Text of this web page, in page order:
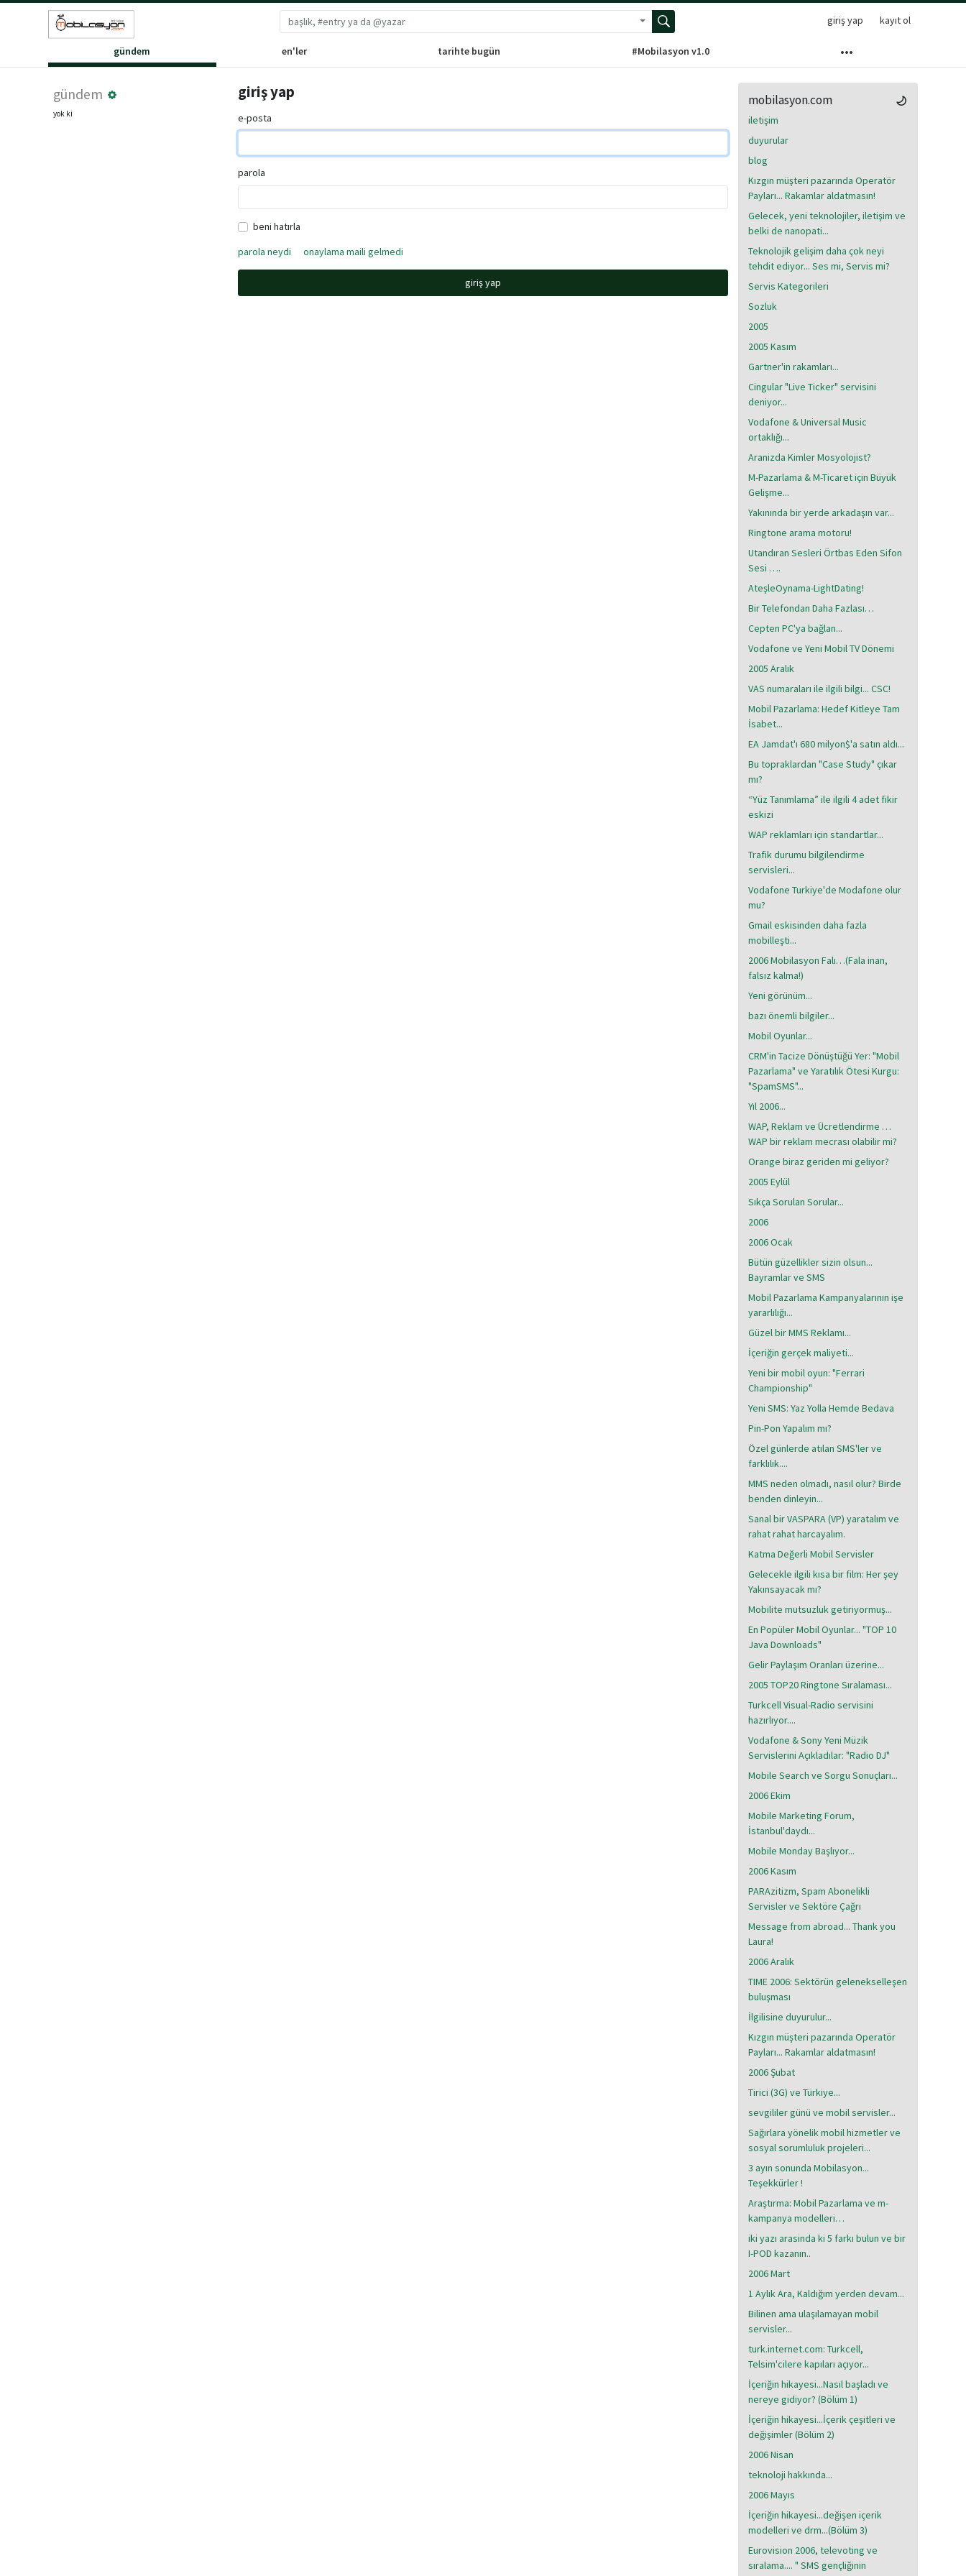
Gelişmiş arama menüsünü aç giriş yap kayıt ol
gündem en'ler tarihte bugün #Mobilasyon v1.0
gündem
yok ki
giriş yap
e-posta
parola
beni hatırla
parola neydi
onaylama maili gelmedi
giriş yap
mobilasyon.com
iletişim
duyurular
blog
Kızgın müşteri pazarında Operatör
Payları... Rakamlar aldatmasın!
Gelecek, yeni teknolojiler, iletişim ve
belki de nanopati...
Teknolojik gelişim daha çok neyi
tehdit ediyor... Ses mi, Servis mi?
Servis Kategorileri
Sozluk
2005
2005 Kasım
Gartner'in rakamları...
Cingular "Live Ticker" servisini
deniyor...
Vodafone & Universal Music
ortaklığı...
Aranizda Kimler Mosyolojist?
M-Pazarlama & M-Ticaret için Büyük
Gelişme...
Yakınında bir yerde arkadaşın var...
Ringtone arama motoru!
Utandıran Sesleri Örtbas Eden Sifon
Sesi ….
AteşleOynama-LightDating!
Bir Telefondan Daha Fazlası…
Cepten PC'ya bağlan...
Vodafone ve Yeni Mobil TV Dönemi
2005 Aralık
VAS numaraları ile ilgili bilgi... CSC!
Mobil Pazarlama: Hedef Kitleye Tam
İsabet...
EA Jamdat'ı 680 milyon$'a satın aldı...
Bu topraklardan "Case Study" çıkar
mı?
“Yüz Tanımlama” ile ilgili 4 adet fikir
eskizi
WAP reklamları için standartlar...
Trafik durumu bilgilendirme
servisleri...
Vodafone Turkiye'de Modafone olur
mu?
Gmail eskisinden daha fazla
mobilleşti...
2006 Mobilasyon Falı…(Fala inan,
falsız kalma!)
Yeni görünüm...
bazı önemli bilgiler...
Mobil Oyunlar...
CRM'in Tacize Dönüştüğü Yer: "Mobil
Pazarlama" ve Yaratılık Ötesi Kurgu:
"SpamSMS"...
Yıl 2006...
WAP, Reklam ve Ücretlendirme …
WAP bir reklam mecrası olabilir mi?
Orange biraz geriden mi geliyor?
2005 Eylül
Sıkça Sorulan Sorular...
2006
2006 Ocak
Bütün güzellikler sizin olsun...
Bayramlar ve SMS
Mobil Pazarlama Kampanyalarının işe
yararlılığı...
Güzel bir MMS Reklamı...
İçeriğin gerçek maliyeti...
Yeni bir mobil oyun: "Ferrari
Championship"
Yeni SMS: Yaz Yolla Hemde Bedava
Pin-Pon Yapalım mı?
Özel günlerde atılan SMS'ler ve
farklılık....
MMS neden olmadı, nasıl olur? Birde
benden dinleyin...
Sanal bir VASPARA (VP) yaratalım ve
rahat rahat harcayalım.
Katma Değerli Mobil Servisler
Gelecekle ilgili kısa bir film: Her şey
Yakınsayacak mı?
Mobilite mutsuzluk getiriyormuş...
En Popüler Mobil Oyunlar... "TOP 10
Java Downloads"
Gelir Paylaşım Oranları üzerine...
2005 TOP20 Ringtone Sıralaması...
Turkcell Visual-Radio servisini
hazırlıyor....
Vodafone & Sony Yeni Müzik
Servislerini Açıkladılar: "Radio DJ"
Mobile Search ve Sorgu Sonuçları...
2006 Ekim
Mobile Marketing Forum,
İstanbul'daydı...
Mobile Monday Başlıyor...
2006 Kasım
PARAzitizm, Spam Abonelikli
Servisler ve Sektöre Çağrı
Message from abroad... Thank you
Laura!
2006 Aralık
TIME 2006: Sektörün gelenekselleşen
buluşması
İlgilisine duyurulur...
Kızgın müşteri pazarında Operatör
Payları... Rakamlar aldatmasın!
2006 Şubat
Tirici (3G) ve Türkiye...
sevgililer günü ve mobil servisler...
Sağırlara yönelik mobil hizmetler ve
sosyal sorumluluk projeleri...
3 ayın sonunda Mobilasyon...
Teşekkürler !
Araştırma: Mobil Pazarlama ve m-
kampanya modelleri…
iki yazı arasinda ki 5 farkı bulun ve bir
I-POD kazanın..
2006 Mart
1 Aylık Ara, Kaldığım yerden devam...
Bilinen ama ulaşılamayan mobil
servisler...
turk.internet.com: Turkcell,
Telsim'cilere kapıları açıyor...
İçeriğin hikayesi...Nasıl başladı ve
nereye gidiyor? (Bölüm 1)
İçeriğin hikayesi...İçerik çeşitleri ve
değişimler (Bölüm 2)
2006 Nisan
teknoloji hakkında...
2006 Mayıs
İçeriğin hikayesi...değişen içerik
modelleri ve drm...(Bölüm 3)
Eurovision 2006, televoting ve
sıralama.... " SMS gençliğinin